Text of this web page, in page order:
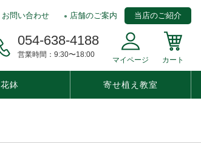
お問い合わせ 店舗のご案内 当店のご紹介
054-638-4188
営業時間：9:30〜18:00
マイページ カート
花鉢 寄せ植え教室